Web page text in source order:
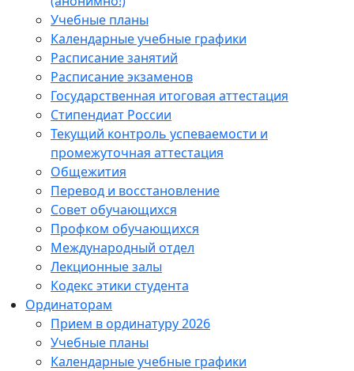
Учебные планы
Календарные учебные графики
Расписание занятий
Расписание экзаменов
Государственная итоговая аттестация
Стипендиат России
Текущий контроль успеваемости и
промежуточная аттестация
Общежития
Перевод и восстановление
Совет обучающихся
Профком обучающихся
Международный отдел
Лекционные залы
Кодекс этики студента
Ординаторам
Прием в ординатуру 2026
Учебные планы
Календарные учебные графики